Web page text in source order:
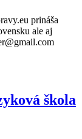
prináša
ale aj
škola